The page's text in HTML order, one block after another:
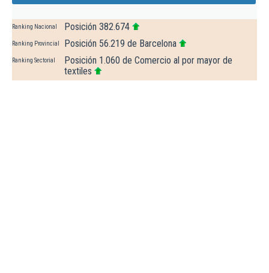
Ranking Nacional Posición 382.674
Ranking Provincial Posición 56.219 de Barcelona
Ranking Sectorial
Posición 1.060 de Comercio al por mayor de
textiles